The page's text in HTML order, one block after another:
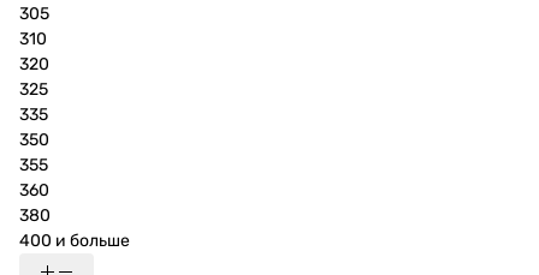
305
310
320
325
335
350
355
360
380
400 и больше